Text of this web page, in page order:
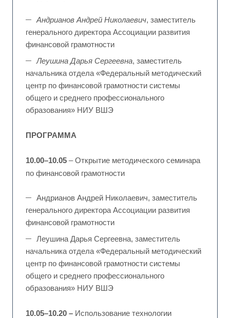
Андрианов Андрей Николаевич, заместитель
генерального директора Ассоциации развития
финансовой грамотности
Леушина Дарья Сергеевна, заместитель
начальника отдела «Федеральный методический
центр по финансовой грамотности системы
общего и среднего профессионального
образования» НИУ ВШЭ
ПРОГРАММА
10.00–10.05 – Открытие методического семинара
по финансовой грамотности
Андрианов Андрей Николаевич, заместитель
генерального директора Ассоциации развития
финансовой грамотности
Леушина Дарья Сергеевна, заместитель
начальника отдела «Федеральный методический
центр по финансовой грамотности системы
общего и среднего профессионального
образования» НИУ ВШЭ
10.05–10.20 – Использование технологии